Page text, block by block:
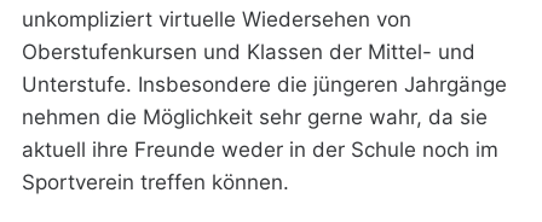
unkompliziert virtuelle Wiedersehen von
Oberstufenkursen und Klassen der Mittel- und
Unterstufe. Insbesondere die jüngeren Jahrgänge
nehmen die Möglichkeit sehr gerne wahr, da sie
aktuell ihre Freunde weder in der Schule noch im
Sportverein treffen können.